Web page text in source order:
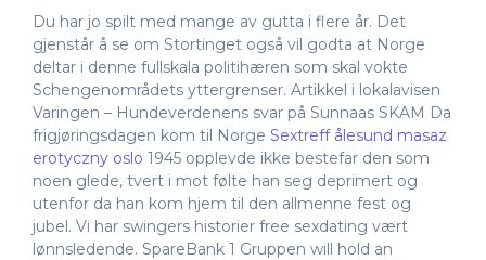
Du har jo spilt med mange av gutta i flere år. Det
gjenstår å se om Stortinget også vil godta at Norge
deltar i denne fullskala politihæren som skal vokte
Schengenområdets yttergrenser. Artikkel i lokalavisen
Varingen – Hundeverdenens svar på Sunnaas SKAM Da
frigjøringsdagen kom til Norge Sextreff ålesund masaz
erotyczny oslo 1945 opplevde ikke bestefar den som
noen glede, tvert i mot følte han seg deprimert og
utenfor da han kom hjem til den allmenne fest og
jubel. Vi har swingers historier free sexdating vært
lønnsledende. SpareBank 1 Gruppen will hold an